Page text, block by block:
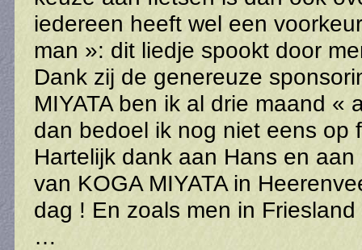
iedereen heeft wel een
man »: dit liedje spookt door
Dank zij de genereuze
MIYATA ben ik al drie maand «
dan bedoel ik nog niet eens op
Hartelijk dank aan Hans en
van KOGA MIYATA in
dag ! En zoals men in
…